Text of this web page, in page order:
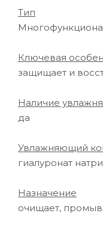
Тип
Ключевая
защищает и
Наличие
да
Увлажняющий
гиалуронат
Назначение
очищает,